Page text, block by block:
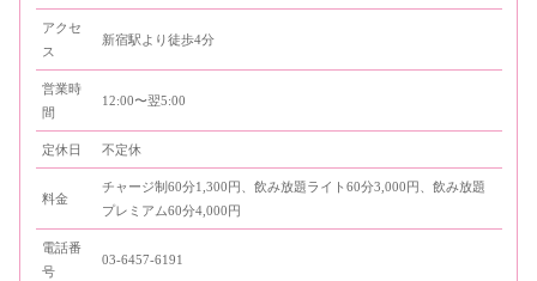
アクセ
ス
新宿駅より徒歩4分
営業時
間
12:00〜翌5:00
定休日 不定休
料金
チャージ制60分1,300円、飲み放題ライト60分3,000円、飲み放題
プレミアム60分4,000円
電話番
号
03-6457-6191